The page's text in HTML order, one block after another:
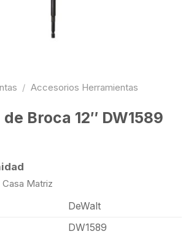
/ Accesorios Herramientas
Broca 12″ DW1589
Matriz
DeWalt
DW1589